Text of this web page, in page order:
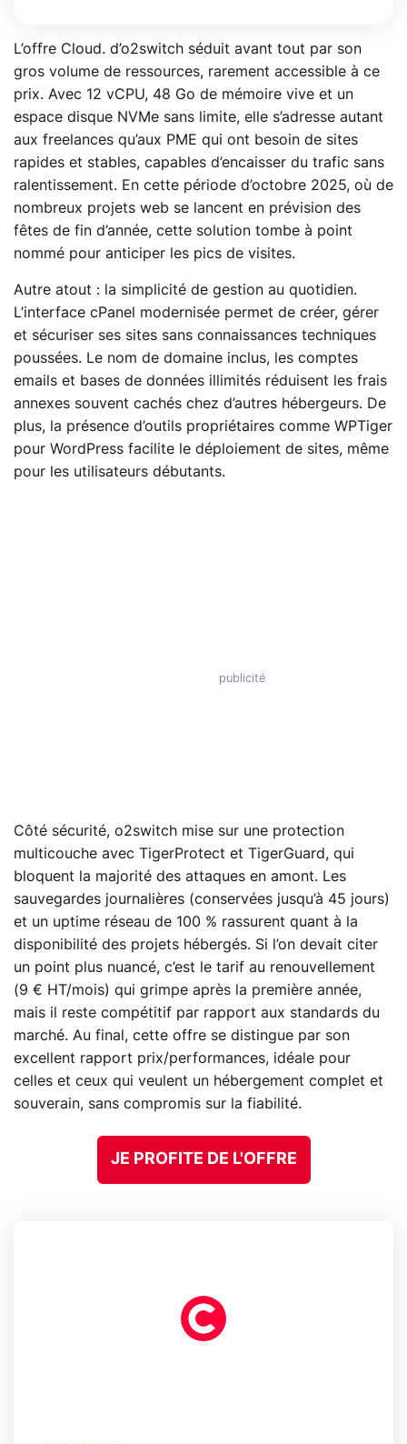
L’offre Cloud. d’o2switch séduit avant tout par son
gros volume de ressources, rarement accessible à ce
prix. Avec 12 vCPU, 48 Go de mémoire vive et un
espace disque NVMe sans limite, elle s’adresse autant
aux freelances qu’aux PME qui ont besoin de sites
rapides et stables, capables d’encaisser du trafic sans
ralentissement. En cette période d’octobre 2025, où de
nombreux projets web se lancent en prévision des
fêtes de fin d’année, cette solution tombe à point
nommé pour anticiper les pics de visites.
Autre atout : la simplicité de gestion au quotidien.
L’interface cPanel modernisée permet de créer, gérer
et sécuriser ses sites sans connaissances techniques
poussées. Le nom de domaine inclus, les comptes
emails et bases de données illimités réduisent les frais
annexes souvent cachés chez d’autres hébergeurs. De
plus, la présence d’outils propriétaires comme WPTiger
pour WordPress facilite le déploiement de sites, même
pour les utilisateurs débutants.
Côté sécurité, o2switch mise sur une protection
multicouche avec TigerProtect et TigerGuard, qui
bloquent la majorité des attaques en amont. Les
sauvegardes journalières (conservées jusqu’à 45 jours)
et un uptime réseau de 100 % rassurent quant à la
disponibilité des projets hébergés. Si l’on devait citer
un point plus nuancé, c’est le tarif au renouvellement
(9 € HT/mois) qui grimpe après la première année,
mais il reste compétitif par rapport aux standards du
marché. Au final, cette offre se distingue par son
excellent rapport prix/performances, idéale pour
celles et ceux qui veulent un hébergement complet et
souverain, sans compromis sur la fiabilité.
JE PROFITE DE L'OFFRE